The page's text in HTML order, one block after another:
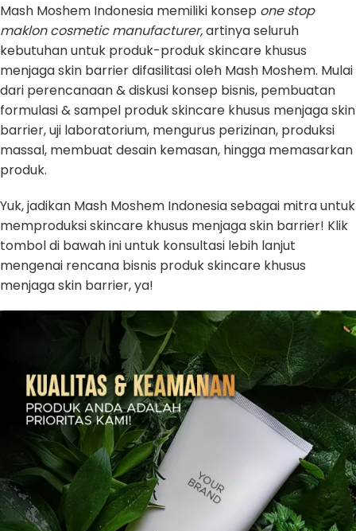
Mash Moshem Indonesia memiliki konsep one stop
maklon cosmetic manufacturer,artinya seluruh
kebutuhan untuk produk-produk skincare khusus
menjaga skin barrier difasilitasi oleh Mash Moshem. Mulai
dari perencanaan & diskusi konsep bisnis, pembuatan
formulasi & sampel produk skincare khusus menjaga skin
barrier, uji laboratorium, mengurus perizinan, produksi
massal, membuat desain kemasan, hingga memasarkan
produk.
Yuk, jadikan Mash Moshem Indonesia sebagai mitra untuk
memproduksi skincare khusus menjaga skin barrier! Klik
tombol di bawah ini untuk konsultasi lebih lanjut
mengenai rencana bisnis produk skincare khusus
menjaga skin barrier, ya!